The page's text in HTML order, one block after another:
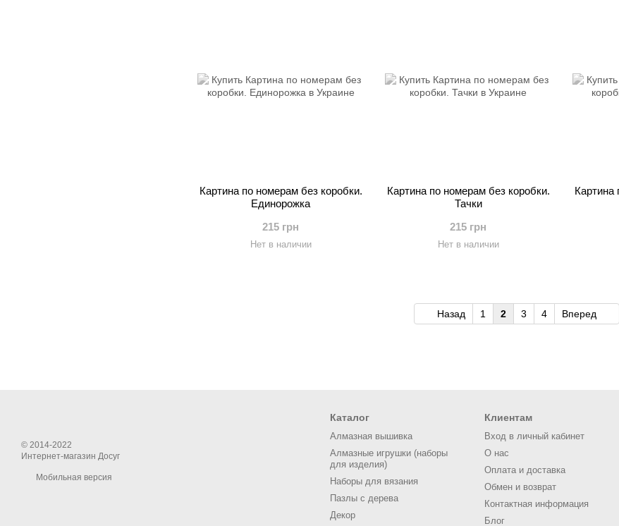
Картина по номерам без коробки.
Единорожка
215 грн
Нет в наличии
Картина по номерам без коробки.
Тачки
215 грн
Нет в наличии
Картина
Назад 1 2 3 4 Вперед
© 2014-2022
Интернет-магазин Досуг
Мобильная версия
Каталог
Алмазная вышивка
Алмазные игрушки (наборы
для изделия)
Наборы для вязания
Пазлы с дерева
Декор
Клиентам
Вход в личный кабинет
О нас
Оплата и доставка
Обмен и возврат
Контактная информация
Блог